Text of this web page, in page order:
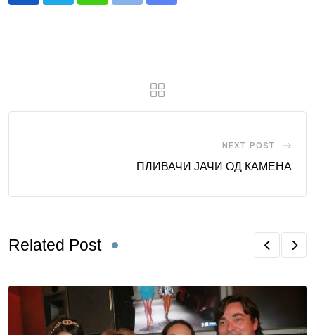
NEXT POST
ПЛИВАЧИ ЈАЧИ ОД КАМЕНА
Related Post